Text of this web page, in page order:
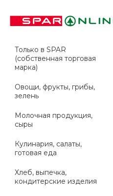
Только в SPAR
(собственная торговая
марка)
Овощи, фрукты, грибы,
зелень
Молочная продукция,
сыры
Кулинария, салаты,
готовая еда
Хлеб, выпечка,
кондитерские изделия